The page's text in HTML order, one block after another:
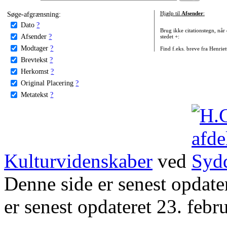
Søge-afgrænsning:
Dato ?
Afsender ?
Modtager ?
Brevtekst ?
Herkomst ?
Original Placering ?
Metatekst ?
Hjælp til Afsender:
Brug ikke citationstegn, når
stedet +:
Find f.eks. breve fra
Kulturvidenskaber ved
Denne side er senest
er senest opdateret 23.